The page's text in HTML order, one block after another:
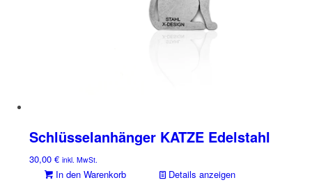
Schlüsselanhänger KATZE Edelstahl
30,00€ inkl. MwSt.
In den Warenkorb Details anzeigen